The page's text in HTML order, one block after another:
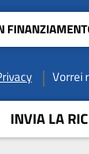
Vorrei
INVIA LA